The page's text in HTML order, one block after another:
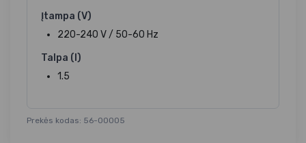
Įtampa (V)
220-240 V / 50-60 Hz
Talpa (l)
1.5
Prekės kodas: 56-00005